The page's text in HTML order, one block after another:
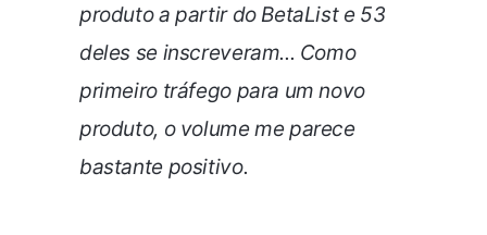
produto a partir do BetaList e 53
deles se inscreveram... Como
primeiro tráfego para um novo
produto, o volume me parece
bastante positivo.